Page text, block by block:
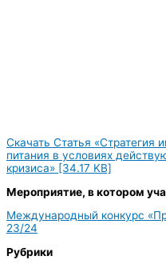
Скачать Статья «Стратегия
питания в условиях
кризиса» [34.17 KB]
Мероприятие, в котором
Международный конкурс
23/24
Рубрики